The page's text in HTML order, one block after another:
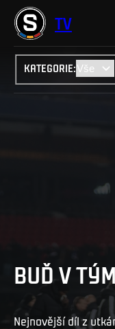
TV
KATEGORIE:
BUĎ V
Nejnovější díl z